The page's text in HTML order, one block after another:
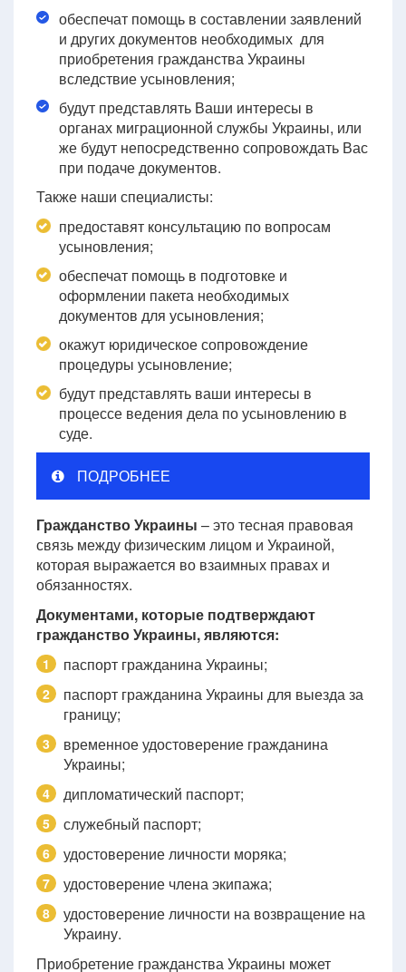
обеспечат помощь в составлении заявлений
и других документов необходимых для
приобретения гражданства Украины
вследствие усыновления;
будут представлять Ваши интересы в
органах миграционной службы Украины, или
же будут непосредственно сопровождать Вас
при подаче документов.
Также наши специалисты:
предоставят консультацию по вопросам
усыновления;
обеспечат помощь в подготовке и
оформлении пакета необходимых
документов для усыновления;
окажут юридическое сопровождение
процедуры усыновление;
будут представлять ваши интересы в
процессе ведения дела по усыновлению в
суде.
ПОДРОБНЕЕ
Гражданство Украины – это тесная правовая
связь между физическим лицом и Украиной,
которая выражается во взаимных правах и
обязанностях.
Документами, которые подтверждают
гражданство Украины, являются:
1 паспорт гражданина Украины;
2
паспорт гражданина Украины для выезда за
границу;
3
временное удостоверение гражданина
Украины;
4 дипломатический паспорт;
5 служебный паспорт;
6 удостоверение личности моряка;
7 удостоверение члена экипажа;
8
удостоверение личности на возвращение на
Украину.
Приобретение гражданства Украины может